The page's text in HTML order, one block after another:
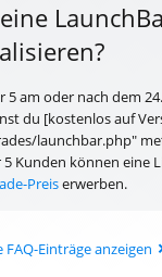
5 am oder nach dem
du [kostenlos auf
launchbar.php"
Kunden können eine
Preiserwerben.
FAQ-Einträge anzeigen